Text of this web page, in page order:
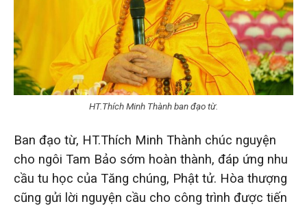
HT.Thích Minh Thành ban đạo từ.
Ban đạo từ, HT.Thích Minh Thành chúc nguyện
cho ngôi Tam Bảo sớm hoàn thành, đáp ứng nhu
cầu tu học của Tăng chúng, Phật tử. Hòa thượng
cũng gửi lời nguyện cầu cho công trình được tiến